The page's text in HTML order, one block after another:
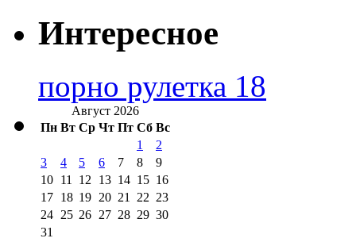
Интересное
порно рулетка 18
Август 2026
Пн Вт Ср Чт Пт Сб Вс
1
2
3
4 5 6 7 8
9
10 11 12 13 14 15 16
17 18 19 20 21 22 23
24 25 26 27 28 29 30
31